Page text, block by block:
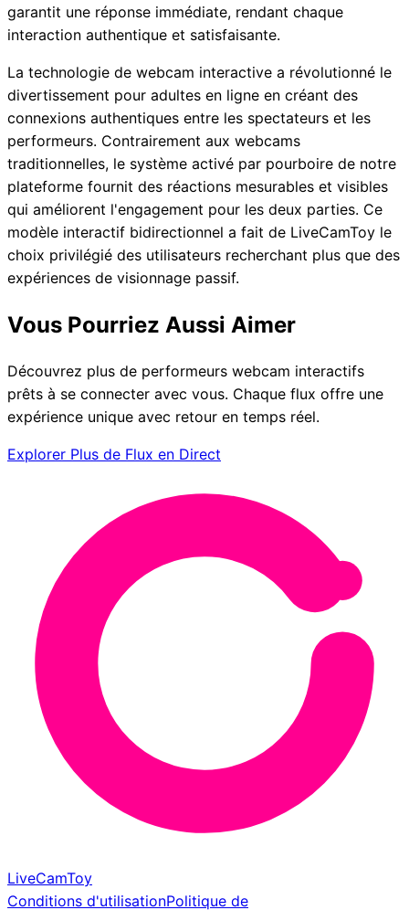
garantit une réponse immédiate, rendant chaque
interaction authentique et satisfaisante.
La technologie de webcam interactive a révolutionné le
divertissement pour adultes en ligne en créant des
connexions authentiques entre les spectateurs et les
performeurs. Contrairement aux webcams
traditionnelles, le système activé par pourboire de notre
plateforme fournit des réactions mesurables et visibles
qui améliorent l'engagement pour les deux parties. Ce
modèle interactif bidirectionnel a fait de LiveCamToy le
choix privilégié des utilisateurs recherchant plus que des
expériences de visionnage passif.
Vous Pourriez Aussi Aimer
Découvrez plus de performeurs webcam interactifs
prêts à se connecter avec vous. Chaque flux offre une
expérience unique avec retour en temps réel.
Explorer Plus de Flux en Direct
LiveCamToy
Conditions d'utilisationPolitique de